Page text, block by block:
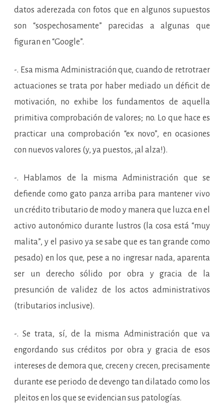
datos aderezada con fotos que en algunos supuestos
son “sospechosamente” parecidas a algunas que
figuran en “Google”.
-. Esa misma Administración que, cuando de retrotraer
actuaciones se trata por haber mediado un déficit de
motivación, no exhibe los fundamentos de aquella
primitiva comprobación de valores; no. Lo que hace es
practicar una comprobación “ex novo”, en ocasiones
con nuevos valores (y, ya puestos, ¡al alza!).
-. Hablamos de la misma Administración que se
defiende como gato panza arriba para mantener vivo
un crédito tributario de modo y manera que luzca en el
activo autonómico durante lustros (la cosa está “muy
malita”, y el pasivo ya se sabe que es tan grande como
pesado) en los que, pese a no ingresar nada, aparenta
ser un derecho sólido por obra y gracia de la
presunción de validez de los actos administrativos
(tributarios inclusive).
-. Se trata, sí, de la misma Administración que va
engordando sus créditos por obra y gracia de esos
intereses de demora que, crecen y crecen, precisamente
durante ese periodo de devengo tan dilatado como los
pleitos en los que se evidencian sus patologías.